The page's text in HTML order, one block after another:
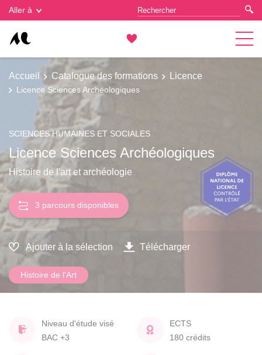
Aller à
Accueil Catalogue des formations Licence
Licence Sciences Archéologiques
SCIENCES HUMAINES ET SOCIALES
Licence Sciences Archéologiques
Histoire de l'art et archéologie
3 parcours disponibles
Ajouter à la sélection Télécharger
Histoire de l'Art
Niveau d'étude visé
BAC +3
ECTS
180 crédits
Gestion des cookies